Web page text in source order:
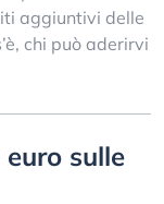
aggiuntivi delle
chi può aderirvi
sulle